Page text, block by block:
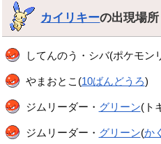
カイリキーの出現場
してんのう・シバ(ポケモン
やまおとこ(10ばんどうろ)
ジムリーダー・ グリーン(ト
ジムリーダー・ グリーン(か